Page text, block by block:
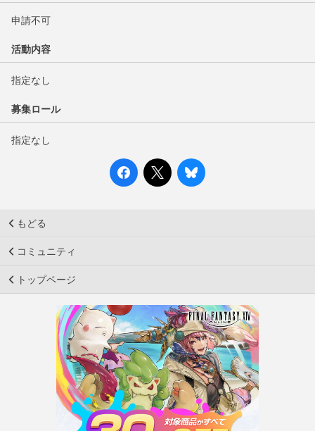
申請不可
活動内容
指定なし
募集ロール
指定なし
もどる
コミュニティ
トップページ